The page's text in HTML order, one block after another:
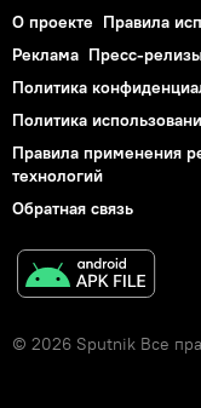
О проекте Правила
Реклама Пресс-релизы
Политика
Политика
Правила применения
технологий
Обратная связь
© 2026 Sputnik Все